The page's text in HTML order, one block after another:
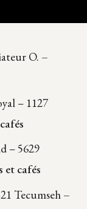
O. –
– 1127
– 5629
et cafés
Tecumseh –